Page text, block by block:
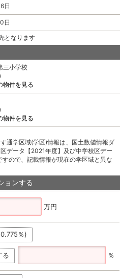
日
日
となります
三小学校
物件を見る
物件を見る
通学区域(学区)情報は、国土数値情報ダ
データ【2021年度】及び中学校区デー
ので、記載情報が現在の学区域と異な
ョンする
万円
％)
る ％